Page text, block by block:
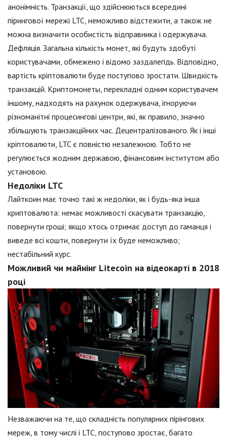
анонімність. Транзакції, що здійснюються всередині
пірингової мережі LTC, неможливо відстежити, а також не
можна визначити особистість відправника і одержувача.
Дефляція. Загальна кількість монет, які будуть здобуті
користувачами, обмежено і відомо заздалегідь. Відповідно,
вартість кріптовалюти буде поступово зростати. Швидкість
транзакцій. Криптомонеты, перекладні одним користувачем
іншому, надходять на рахунок одержувача, ігноруючи
різноманітні процесингові центри, які, як правило, значно
збільшують транзакційних час. Децентралізованого. Як і інші
кріптовалюти, LTC є повністю незалежною. Тобто не
регулюється жодним державою, фінансовим інститутом або
установою.
Недоліки LTC
Лайткоин має точно такі ж недоліки, як і будь-яка інша
криптовалюта: немає можливості скасувати транзакцію,
повернути гроші; якщо хтось отримає доступ до гаманця і
виведе всі кошти, повернути їх буде неможливо;
нестабільний курс.
Можливий чи майнінг Litecoin на відеокарті в 2018
році
Незважаючи на те, що складність популярних пірінгових
мереж, в тому числі і LTC, поступово зростає, багато